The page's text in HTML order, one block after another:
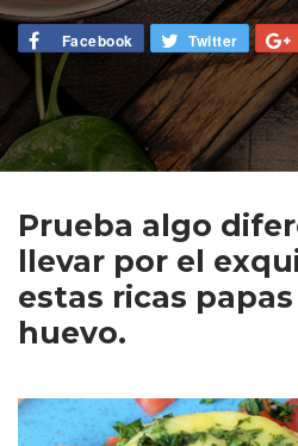
Facebook Twitter
Prueba algo
llevar por el
estas ricas
huevo.